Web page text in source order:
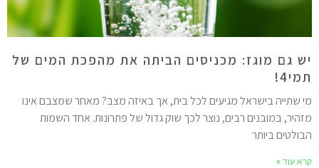
גם מוגז: מכניסים הביתה את מהפכת המים של
שתייה בישראל מגיעים לכל בית, אך באיזה מצב? מאחר שמצבם אינו
במובנים רבים, נוצר לכך שוק גדול של פתרונות. אחד השמות
ביותר
עוד »